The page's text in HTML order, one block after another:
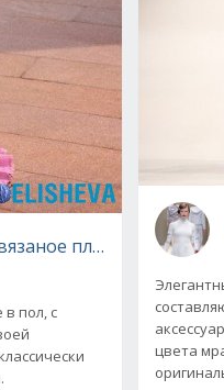
платье в пол с
пол, с
цвета